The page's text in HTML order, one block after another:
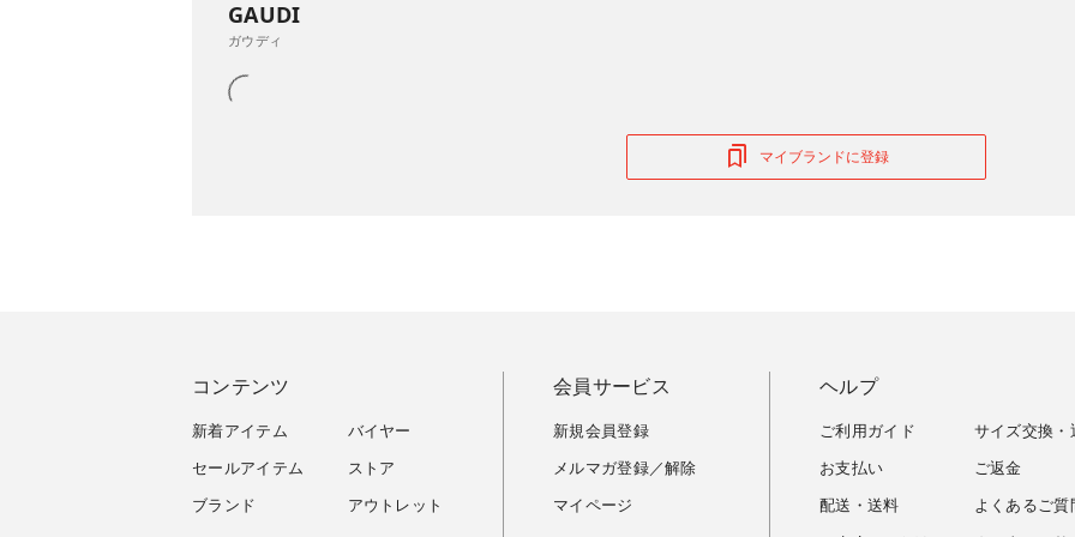
GAUDI
ガウディ
マイブランドに登録
コンテンツ
新着アイテム
セールアイテム
ブランド
バイヤー
ストア
アウトレット
会員サービス
新規会員登録
メルマガ登録／解除
マイページ
ヘルプ
ご利用ガイド
お支払い
配送・送料
サイズ交換・
ご返金
よくあるご質